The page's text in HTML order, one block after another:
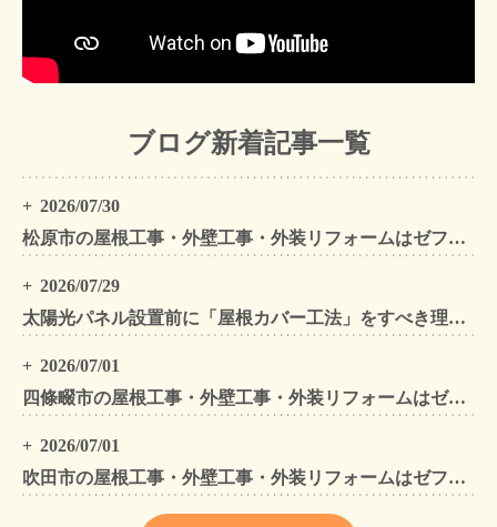
ブログ新着記事一覧
2026/07/30
松原市の屋根工事・外壁工事・外装リフォームはゼファン！松原市内の工事事例もご紹介
2026/07/29
太陽光パネル設置前に「屋根カバー工法」をすべき理由！葺き替えとの違いや費用・雨漏り対策をプロが解説
2026/07/01
四條畷市の屋根工事・外壁工事・外装リフォームはゼファン！四條畷内の工事事例もご紹介
2026/07/01
吹田市の屋根工事・外壁工事・外装リフォームはゼファン！吹田市内の工事事例もご紹介